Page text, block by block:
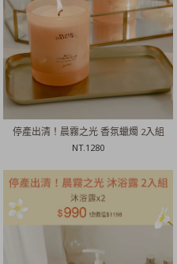
停產出清！晨霧之光 香氛蠟燭 2入組
NT.1280